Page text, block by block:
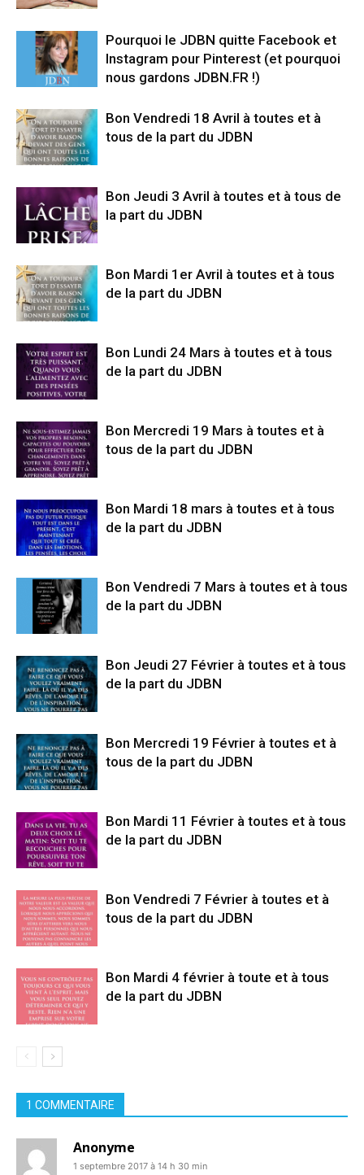
Pourquoi le JDBN quitte Facebook et
Instagram pour Pinterest (et pourquoi
nous gardons JDBN.FR !)
Bon Vendredi 18 Avril à toutes et à
tous de la part du JDBN
Bon Jeudi 3 Avril à toutes et à tous de
la part du JDBN
Bon Mardi 1er Avril à toutes et à tous
de la part du JDBN
Bon Lundi 24 Mars à toutes et à tous
de la part du JDBN
Bon Mercredi 19 Mars à toutes et à
tous de la part du JDBN
Bon Mardi 18 mars à toutes et à tous
de la part du JDBN
Bon Vendredi 7 Mars à toutes et à tous
de la part du JDBN
Bon Jeudi 27 Février à toutes et à tous
de la part du JDBN
Bon Mercredi 19 Février à toutes et à
tous de la part du JDBN
Bon Mardi 11 Février à toutes et à tous
de la part du JDBN
Bon Vendredi 7 Février à toutes et à
tous de la part du JDBN
Bon Mardi 4 février à toute et à tous
de la part du JDBN
1 COMMENTAIRE
Anonyme
1 septembre 2017 à 14 h 30 min